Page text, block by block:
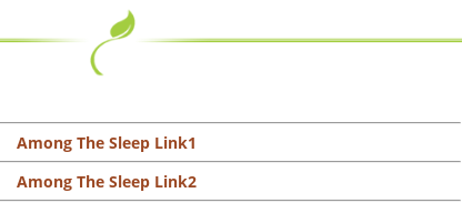
Among The Sleep Link1
Among The Sleep Link2